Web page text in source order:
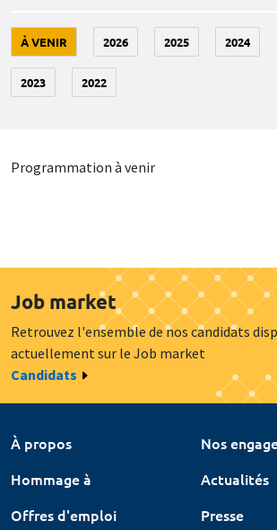
À VENIR 2026 2025 2024
2023 2022
Programmation à venir
Job market
Retrouvez l'ensemble de nos candidats
actuellement sur le Job market
Candidats
À propos
Nos
Hommage à
Actualités
Offres d'emploi
Presse